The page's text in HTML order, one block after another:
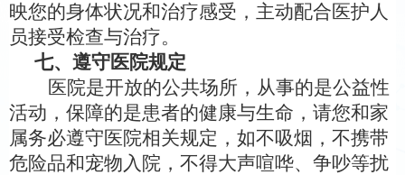
映您的身体状况和治疗感受，主动配合医护人
员接受检查与治疗。
七、遵守医院规定
医院是开放的公共场所，从事的是公益性
活动，保障的是患者的健康与生命，请您和家
属务必遵守医院相关规定，如不吸烟，不携带
危险品和宠物入院，不得大声喧哗、争吵等扰